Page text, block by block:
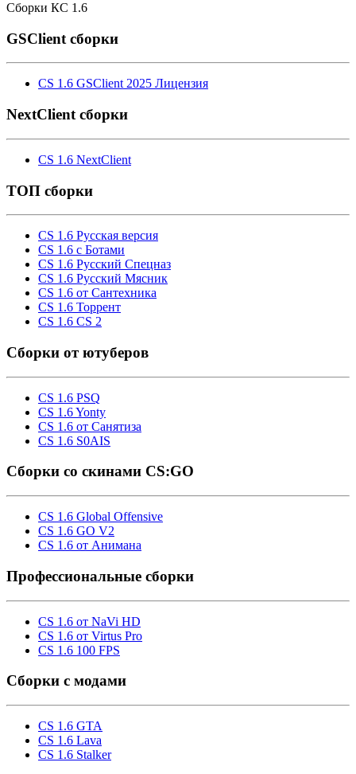
Сборки КС 1.6
GSClient сборки
CS 1.6 GSClient 2025 Лицензия
NextClient сборки
CS 1.6 NextClient
ТОП сборки
CS 1.6 Русская версия
CS 1.6 с Ботами
CS 1.6 Русский Спецназ
CS 1.6 Русский Мясник
CS 1.6 от Сантехника
CS 1.6 Торрент
CS 1.6 CS 2
Cборки от ютуберов
CS 1.6 PSQ
CS 1.6 Yonty
CS 1.6 от Санятиза
CS 1.6 S0AIS
Сборки со скинами CS:GO
CS 1.6 Global Offensive
CS 1.6 GO V2
CS 1.6 от Анимана
Профессиональные сборки
CS 1.6 от NaVi HD
CS 1.6 от Virtus Pro
CS 1.6 100 FPS
Сборки с модами
CS 1.6 GTA
CS 1.6 Lava
CS 1.6 Stalker